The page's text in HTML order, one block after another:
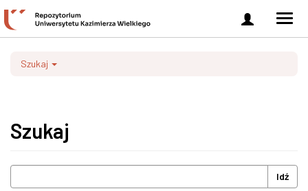
Zaloguj
się
Szukaj
Szukaj
Idź